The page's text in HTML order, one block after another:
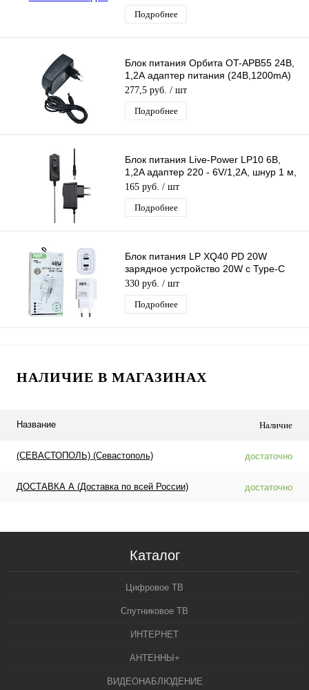
Подробнее
Блок питания Орбита OT-APB55 24В,
1,2А адаптер питания (24В,1200mA)
разъем 5,5*2,5, длина 1м
277,5 руб. / шт
Подробнее
Блок питания Live-Power LP10 6В,
1,2A адаптер 220 - 6V/1,2A, шнур 1 м,
штекер 5.5*2,5 мм
165 руб. / шт
Подробнее
Блок питания LP XQ40 PD 20W
зарядное устройство 20W с Type-C
портом
330 руб. / шт
Подробнее
НАЛИЧИЕ В МАГАЗИНАХ
Название Наличие
(СЕВАСТОПОЛЬ) (Севастополь) достаточно
ДОСТАВКА А (Доставка по всей России) достаточно
Каталог
Цифровое ТВ
Спутниковое ТВ
ИНТЕРНЕТ
АНТЕННЫ+
ВИДЕОНАБЛЮДЕНИЕ